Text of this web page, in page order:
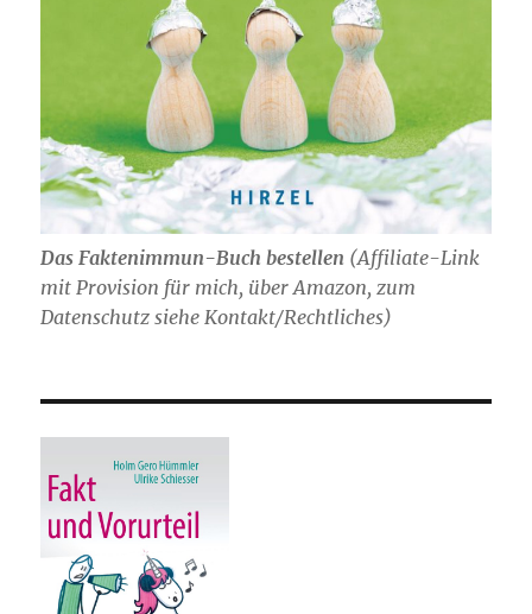
Das Faktenimmun-Buch bestellen (Affiliate-Link
mit Provision für mich, über Amazon, zum
Datenschutz siehe Kontakt/Rechtliches)